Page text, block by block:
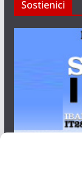
Sostienici